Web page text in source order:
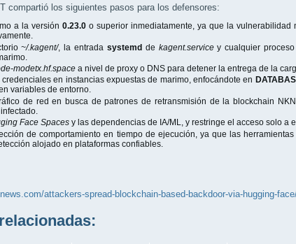
compartió los siguientes pasos para los defensores:
a la versión 0.23.0 o superior inmediatamente, ya que la
~/.kagent/, la entrada systemdde kagent.servicey cualquier proceso
modetx.hf.space a nivel de proxy o DNS para detener la entrega de la
credenciales en instancias expuestas de marimo, enfocándote en
variables de entorno.
de red en busca de patrones de retransmisión de la blockchain
Face Spaces y las dependencias de IA/ML, y restringe el acceso solo a
de comportamiento en tiempo de ejecución, ya que las
alojado en plataformas confiables.
attackers-spread-blockchain-based-backdoor-via-hugging-